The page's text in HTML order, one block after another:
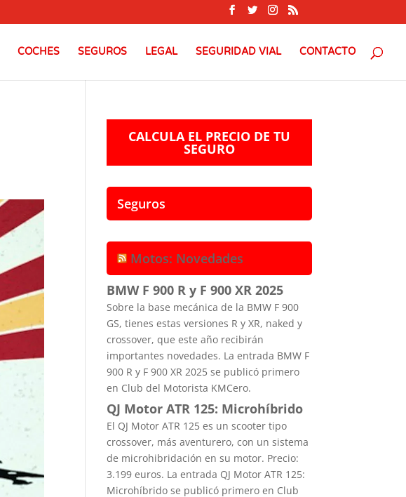
COCHES SEGUROS LEGAL SEGURIDAD VIAL CONTACTO
CALCULA EL PRECIO DE TU
SEGURO
Seguros
Motos: Novedades
BMW F 900 R y F 900 XR 2025
Sobre la base mecánica de la BMW F 900
GS, tienes estas versiones R y XR, naked y
crossover, que este año recibirán
importantes novedades. La entrada BMW F
900 R y F 900 XR 2025 se publicó primero
en Club del Motorista KMCero.
QJ Motor ATR 125: Microhíbrido
El QJ Motor ATR 125 es un scooter tipo
crossover, más aventurero, con un sistema
de microhibridación en su motor. Precio:
3.199 euros. La entrada QJ Motor ATR 125:
Microhíbrido se publicó primero en Club